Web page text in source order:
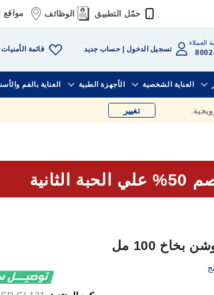
حمّل التطبيق الوظائف مواقع
العملاء
تسجيل الدخول حساب جديد قائمة الأمنيات
العناية الشخصية الأجهزة الطبية العناية بالفم
تغيير
الثانية
100 مل